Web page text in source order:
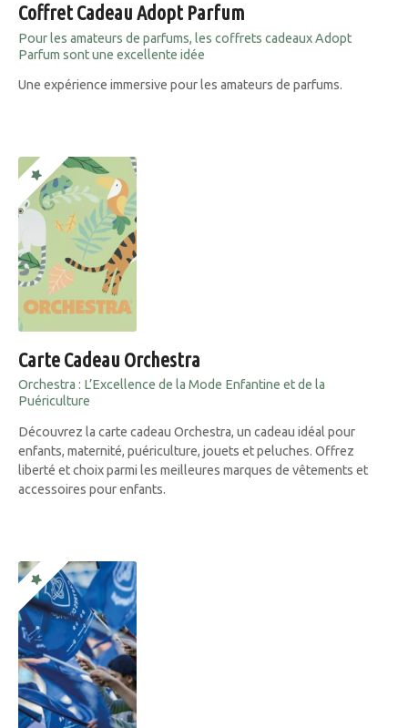
Coffret Cadeau Adopt Parfum
Pour les amateurs de parfums, les coffrets cadeaux Adopt
Parfum sont une excellente idée
Une expérience immersive pour les amateurs de parfums.
Carte Cadeau Orchestra
Orchestra : L’Excellence de la Mode Enfantine et de la
Puériculture
Découvrez la carte cadeau Orchestra, un cadeau idéal pour
enfants, maternité, puériculture, jouets et peluches. Offrez
liberté et choix parmi les meilleures marques de vêtements et
accessoires pour enfants.